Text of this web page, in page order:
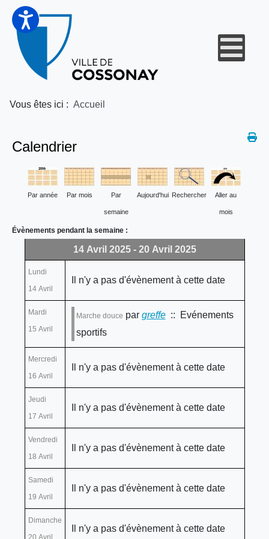
Vous êtes ici : Accueil
Calendrier
Par année Par mois Par
semaine
Aujourd'hui Rechercher Aller au
mois
Évènements pendant la semaine :
14 Avril 2025 - 20 Avril 2025
Lundi
14 Avril
Il n'y a pas d'évènement à cette date
Mardi
15 Avril
Marche douce par greffe:: Evénements
sportifs
Mercredi
16 Avril
Il n'y a pas d'évènement à cette date
Jeudi
17 Avril
Il n'y a pas d'évènement à cette date
Vendredi
18 Avril
Il n'y a pas d'évènement à cette date
Samedi
19 Avril
Il n'y a pas d'évènement à cette date
Dimanche
20 Avril
Il n'y a pas d'évènement à cette date